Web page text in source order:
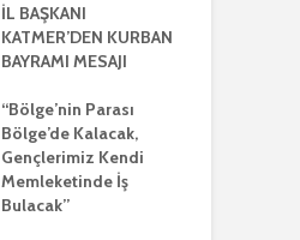
İL BAŞKANI
KATMER’DEN KURBAN
BAYRAMI MESAJI
“Bölge’nin Parası
Bölge’de Kalacak,
Gençlerimiz Kendi
Memleketinde İş
Bulacak”